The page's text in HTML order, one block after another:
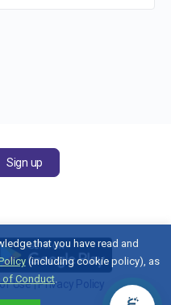
Sign up
Use|Privacy Policy
that you have read and
(including cookie policy), as
of Conduct.